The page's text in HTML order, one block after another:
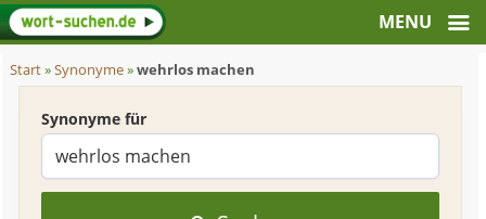
Start»Synonyme»wehrlos machen
Synonyme für